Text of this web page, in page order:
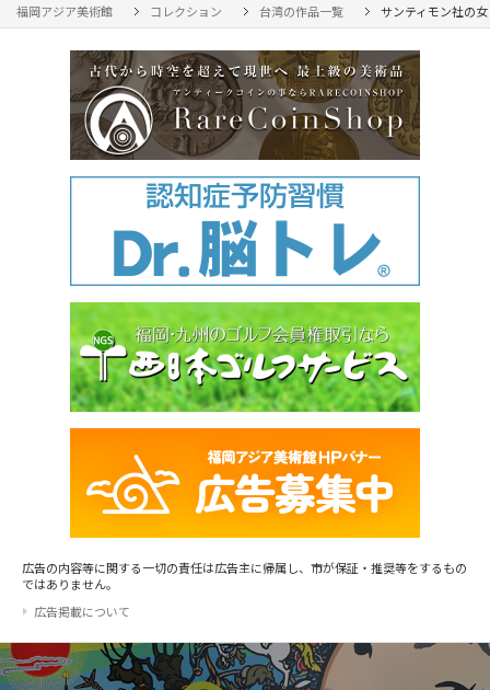
福岡アジア美術館 コレクション 台湾の作品一覧 サンティモン社の女
広告の内容等に関する一切の責任は広告主に帰属し、市が保証・推奨等をするもの
ではありません。
広告掲載について